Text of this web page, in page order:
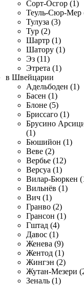
Сорт-Осгор (1)
Теуль-Сюр-Мер
Тулуза (3)
Тур (2)
Шартр (1)
Шатору (1)
Эз (11)
Этрета (1)
в Швейцарии
Адельбоден (1)
Басен (1)
Блоне (5)
Бриссаго (1)
Брусино
(1)
Бюшийон (1)
Веве (2)
Вербье (12)
Версуа (1)
Вилар-Бюркен
Вильнёв (1)
Вич (1)
Гранво (2)
Грансон (1)
Гштад (4)
Давос (1)
Женева (9)
Жентод (1)
Жингэн (2)
Жутан-Мезери
Зеналь (1)